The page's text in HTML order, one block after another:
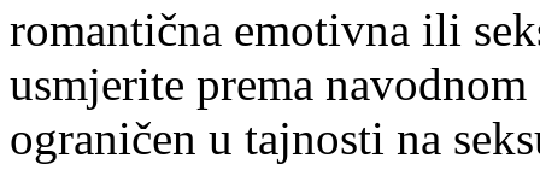
romantična emotivna ili
usmjerite prema
ograničen u tajnosti na